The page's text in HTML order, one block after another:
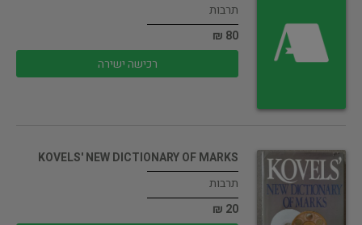
תרבות
80 ₪
רכישה ישירה
KOVELS' NEW DICTIONARY OF MARKS
תרבות
20 ₪